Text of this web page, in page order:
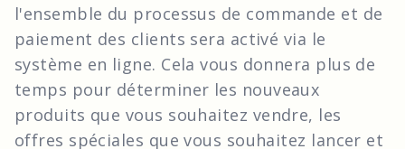
l'ensemble du processus de commande et de
paiement des clients sera activé via le
système en ligne. Cela vous donnera plus de
temps pour déterminer les nouveaux
produits que vous souhaitez vendre, les
offres spéciales que vous souhaitez lancer et